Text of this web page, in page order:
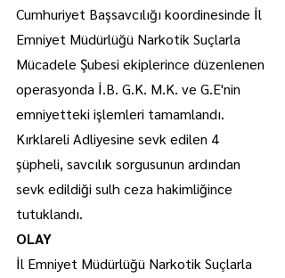
Cumhuriyet Başsavcılığı koordinesinde İl
Emniyet Müdürlüğü Narkotik Suçlarla
Mücadele Şubesi ekiplerince düzenlenen
operasyonda İ.B. G.K. M.K. ve G.E'nin
emniyetteki işlemleri tamamlandı.
Kırklareli Adliyesine sevk edilen 4
şüpheli, savcılık sorgusunun ardından
sevk edildiği sulh ceza hakimliğince
tutuklandı.
OLAY
İl Emniyet Müdürlüğü Narkotik Suçlarla